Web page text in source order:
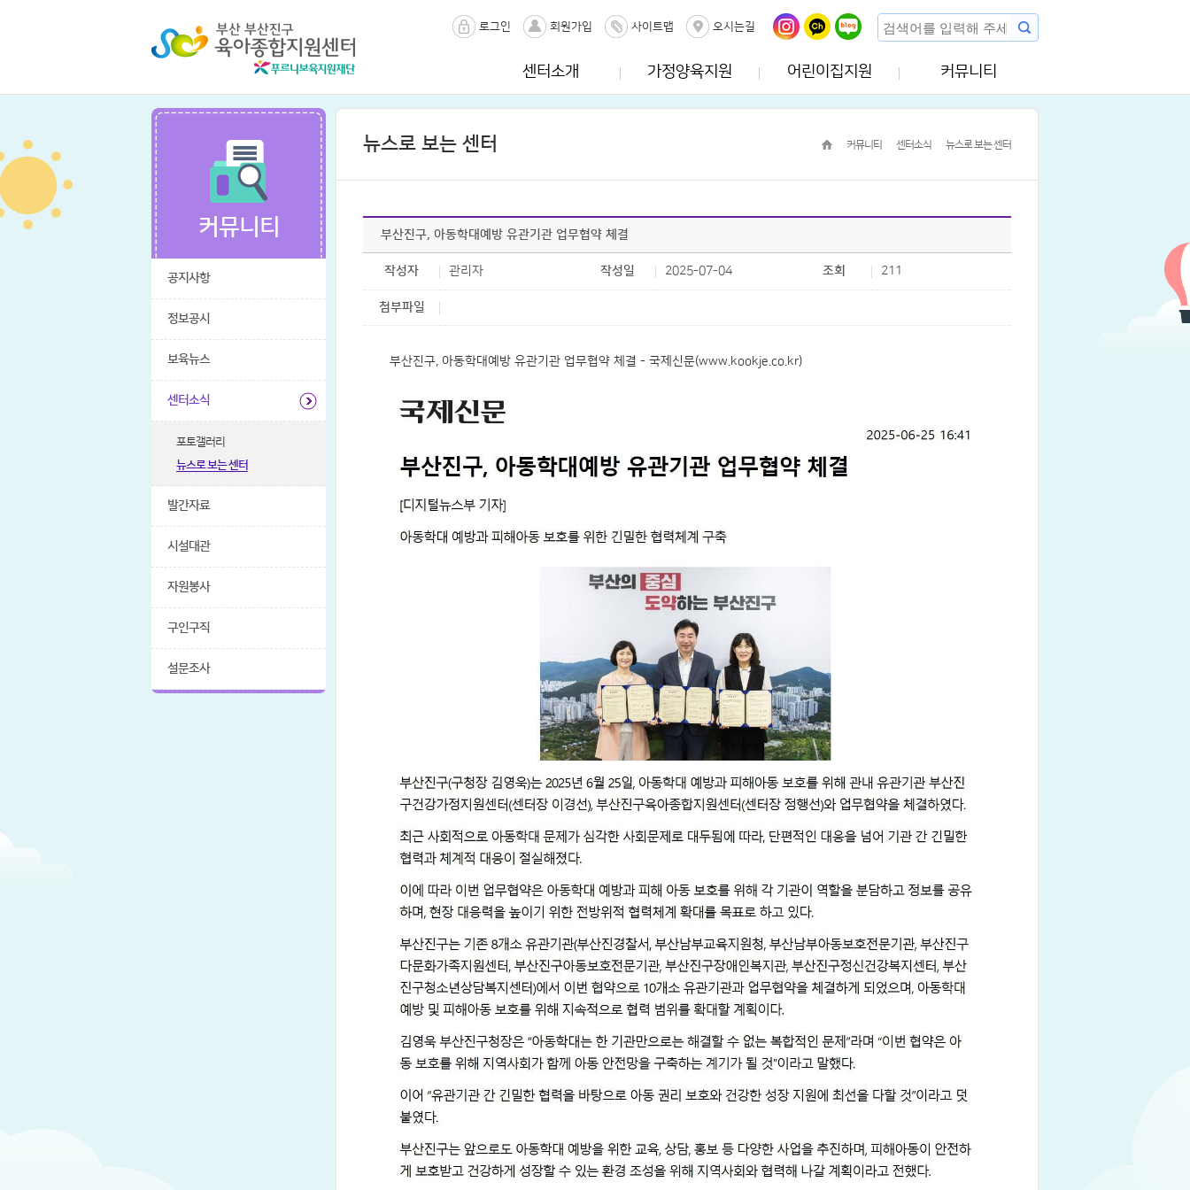
로그인 회원가입 사이트맵 오시는길
센터소개 가정양육지원 어린이집지원 커뮤니티
커뮤니티
공지사항
정보공시
보육뉴스
센터소식
포토갤러리
뉴스로 보는 센터
발간자료
시설대관
자원봉사
구인구직
설문조사
뉴스로 보는 센터 커뮤니티 센터소식 뉴스로 보는 센터
부산진구, 아동학대예방 유관기관 업무협약 체결
작성자 관리자 작성일 2025-07-04 조회 211
첨부파일
부산진구, 아동학대예방 유관기관 업무협약 체결 - 국제신문(www.kookje.co.kr)